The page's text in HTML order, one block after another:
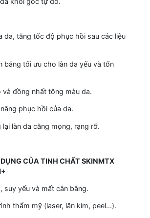
da, tăng tốc độ phục hồi sau các liệu
bằng tối ưu cho làn da yếu và tổn
và đồng nhất tông màu da.
phục hồi của da.
lại làn da căng mọng, rạng rỡ.
CỦA TINH CHẤT SKINMTX
suy yếu và mất cân bằng.
thẩm mỹ (laser, lăn kim, peel...).